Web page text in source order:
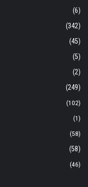
(6)
(342)
(45)
(5)
(2)
(249)
(102)
(1)
(58)
(58)
(46)